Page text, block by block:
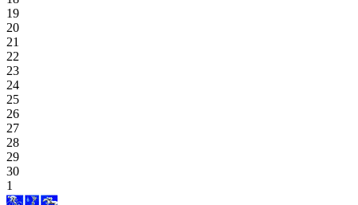
19
20
21
22
23
24
25
26
27
28
29
30
1